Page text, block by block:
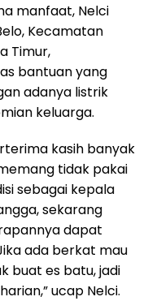
manfaat, Nelci
Kecamatan
Timur,
bantuan yang
adanya listrik
keluarga.
kasih banyak
tidak pakai
sebagai kepala
sekarang
dapat
ada berkat mau
buat es batu, jadi
ucap Nelci.